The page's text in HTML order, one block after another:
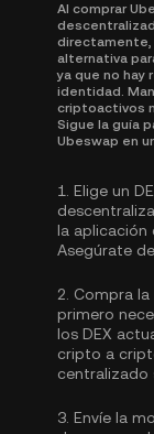
Al comprar
directamente,
alternativa
ya que no
identidad.
criptoactivos
Sigue la guía
Ubeswap en
1. Elige un
la aplicación
Asegúrate
2. Compra la
primero
los DEX
cripto a
centralizado
3. Envíe la